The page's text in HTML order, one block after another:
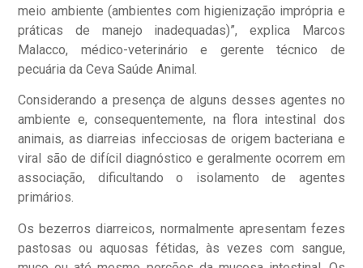
meio ambiente (ambientes com higienização imprópria e
práticas de manejo inadequadas)”, explica Marcos
Malacco, médico-veterinário e gerente técnico de
pecuária da Ceva Saúde Animal.
Considerando a presença de alguns desses agentes no
ambiente e, consequentemente, na flora intestinal dos
animais, as diarreias infecciosas de origem bacteriana e
viral são de difícil diagnóstico e geralmente ocorrem em
associação, dificultando o isolamento de agentes
primários.
Os bezerros diarreicos, normalmente apresentam fezes
pastosas ou aquosas fétidas, às vezes com sangue,